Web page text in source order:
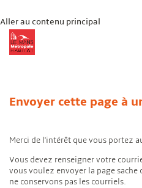
Aller au contenu principal
lmmhabitat.com
Paiement en ligne Mon
Envoyer cette page à
Merci de l'intérêt que vous portez
Vous devez renseigner votre
vous voulez envoyer la page
ne conservons pas les courriels.